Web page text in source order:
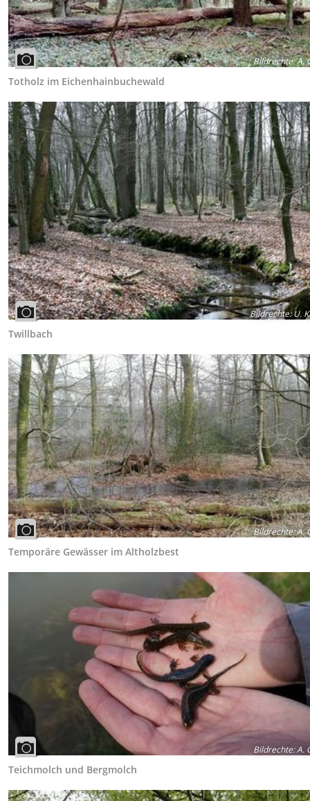
Bildrechte:A.
Totholz im Eichenhainbuchewald
Bildrechte:U.
Twillbach
Bildrechte:A.
Temporäre Gewässer im Altholzbest
Bildrechte:A.
Teichmolch und Bergmolch